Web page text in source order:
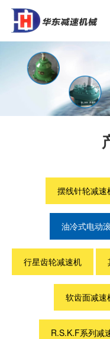
摆线针轮减速
油冷式电动
行星齿轮减速机
软齿面减速
R.S.K.F系列减